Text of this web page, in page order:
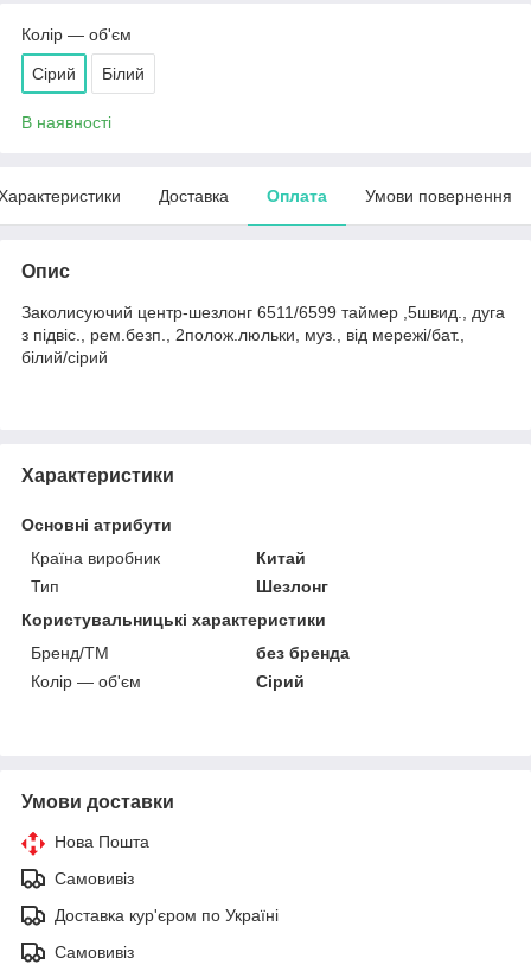
Колір — об'єм
Сірий Білий
В наявності
Доставка Оплата Умови повернення
Опис
Заколисуючий центр-шезлонг 6511/6599 таймер ,5швид., дуга
з підвіс., рем.безп., 2полож.люльки, муз., від мережі/бат.,
білий/сірий
Характеристики
Основні атрибути
Країна виробник
Китай
Тип
Шезлонг
Користувальницькі характеристики
Бренд/ТМ
без бренда
Колір — об'єм
Сірий
Умови доставки
Нова Пошта
Самовивіз
Доставка кур'єром по Україні
Самовивіз